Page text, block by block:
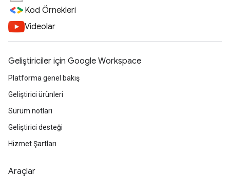
Kod Örnekleri
Videolar
Geliştiriciler için Google Workspace
Platforma genel bakış
Geliştirici ürünleri
Sürüm notları
Geliştirici desteği
Hizmet Şartları
Araçlar